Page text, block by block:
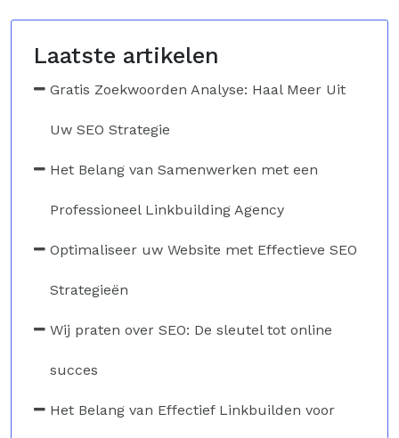
Laatste artikelen
Gratis Zoekwoorden Analyse: Haal Meer Uit
Uw SEO Strategie
Het Belang van Samenwerken met een
Professioneel Linkbuilding Agency
Optimaliseer uw Website met Effectieve SEO
Strategieën
Wij praten over SEO: De sleutel tot online
succes
Het Belang van Effectief Linkbuilden voor